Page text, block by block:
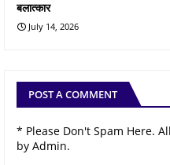
बलात्कार
July 14, 2026
POST A COMMENT
* Please Don't Spam Here.
by Admin.